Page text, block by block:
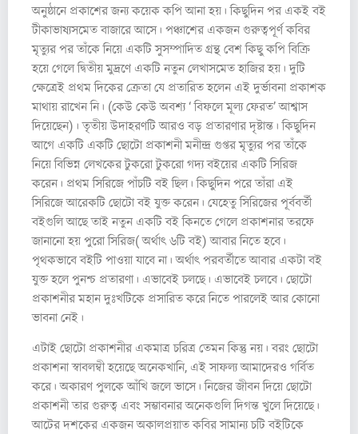
অনুষ্ঠানে প্রকাশের জন্য কয়েক কপি আনা হয়। কিছুদিন পর একই বই
টীকাভাষ্যসমেত বাজারে আসে। পঞ্চাশের একজন গুরুত্বপূর্ণ কবির
মৃত্যুর পর তাঁকে নিয়ে একটি সুসম্পাদিত গ্রন্থ বেশ কিছু কপি বিক্রি
হয়ে গেলে দ্বিতীয় মুদ্রণে একটি নতুন লেখাসমেত হাজির হয়। দুটি
ক্ষেত্রেই প্রথম দিকের ক্রেতা যে প্রতারিত হলেন এই দুর্ভাবনা প্রকাশক
মাথায় রাখেন নি। (কেউ কেউ অবশ্য ‘ বিফলে মূল্য ফেরত’ আশ্বাস
দিয়েছেন)। তৃতীয় উদাহরণটি আরও বড় প্রতারণার দৃষ্টান্ত। কিছুদিন
আগে একটি একটি ছোটো প্রকাশনী মনীন্দ্র গুপ্তর মৃত্যুর পর তাঁকে
নিয়ে বিভিন্ন লেখকের টুকরো টুকরো গদ্য বইয়ের একটি সিরিজ
করেন। প্রথম সিরিজে পাঁচটি বই ছিল। কিছুদিন পরে তাঁরা এই
সিরিজে আরেকটি ছোটো বই যুক্ত করেন। যেহেতু সিরিজের পূর্ববর্তী
বইগুলি আছে তাই নতুন একটি বই কিনতে গেলে প্রকাশনার তরফে
জানানো হয় পুরো সিরিজ( অর্থাৎ ৬টি বই) আবার নিতে হবে।
পৃথকভাবে বইটি পাওয়া যাবে না। অর্থাৎ পরবর্তীতে আবার একটা বই
যুক্ত হলে পুনশ্চ প্রতারণা। এভাবেই চলছে। এভাবেই চলবে। ছোটো
প্রকাশনীর মহান দুঃখটিকে প্রসারিত করে নিতে পারলেই আর কোনো
ভাবনা নেই।
এটাই ছোটো প্রকাশনীর একমাত্র চরিত্র তেমন কিন্তু নয়। বরং ছোটো
প্রকাশনা স্বাবলম্বী হয়েছে অনেকখানি, এই সাফল্য আমাদেরও গর্বিত
করে। অকারণ পুলকে আঁখি জলে ভাসে। নিজের জীবন দিয়ে ছোটো
প্রকাশনী তার গুরুত্ব এবং সম্ভাবনার অনেকগুলি দিগন্ত খুলে দিয়েছে।
আটের দশকের একজন অকালপ্রয়াত কবির সামান্য চটি বইটিকে